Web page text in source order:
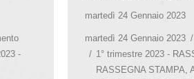
-
martedì 24 Gennaio 2023
martedì 24 Gennaio 2023
1° trimestre 2023 -
RASSEGNA STAMPA